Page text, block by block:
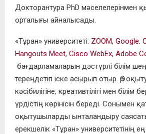
Докторантура PhD мәселелерінмен
орталығы айналысады.
«Тұран» университеті: ZOOM, Google.
Hangouts Meet, Cisco WebEx, Adobe
бағдарламаларын дәстүрлі білім
тереңдетіп іске асырып отыр. Әр
кәсібилігіне, креативтілігі мен білім
үрдістің көрінісін береді. Сонымен
оқытушыларды ынталандыру
ерекшелік «Тұран» университетінің